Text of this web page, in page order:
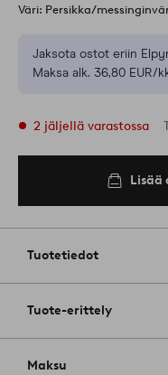
Väri: Persikka/
Jaksota ostot eriin
Maksa alk. 36,80 EUR/
2 jäljellä varastossa
Lisää
Tuotetiedot
Tuote-erittely
Maksu